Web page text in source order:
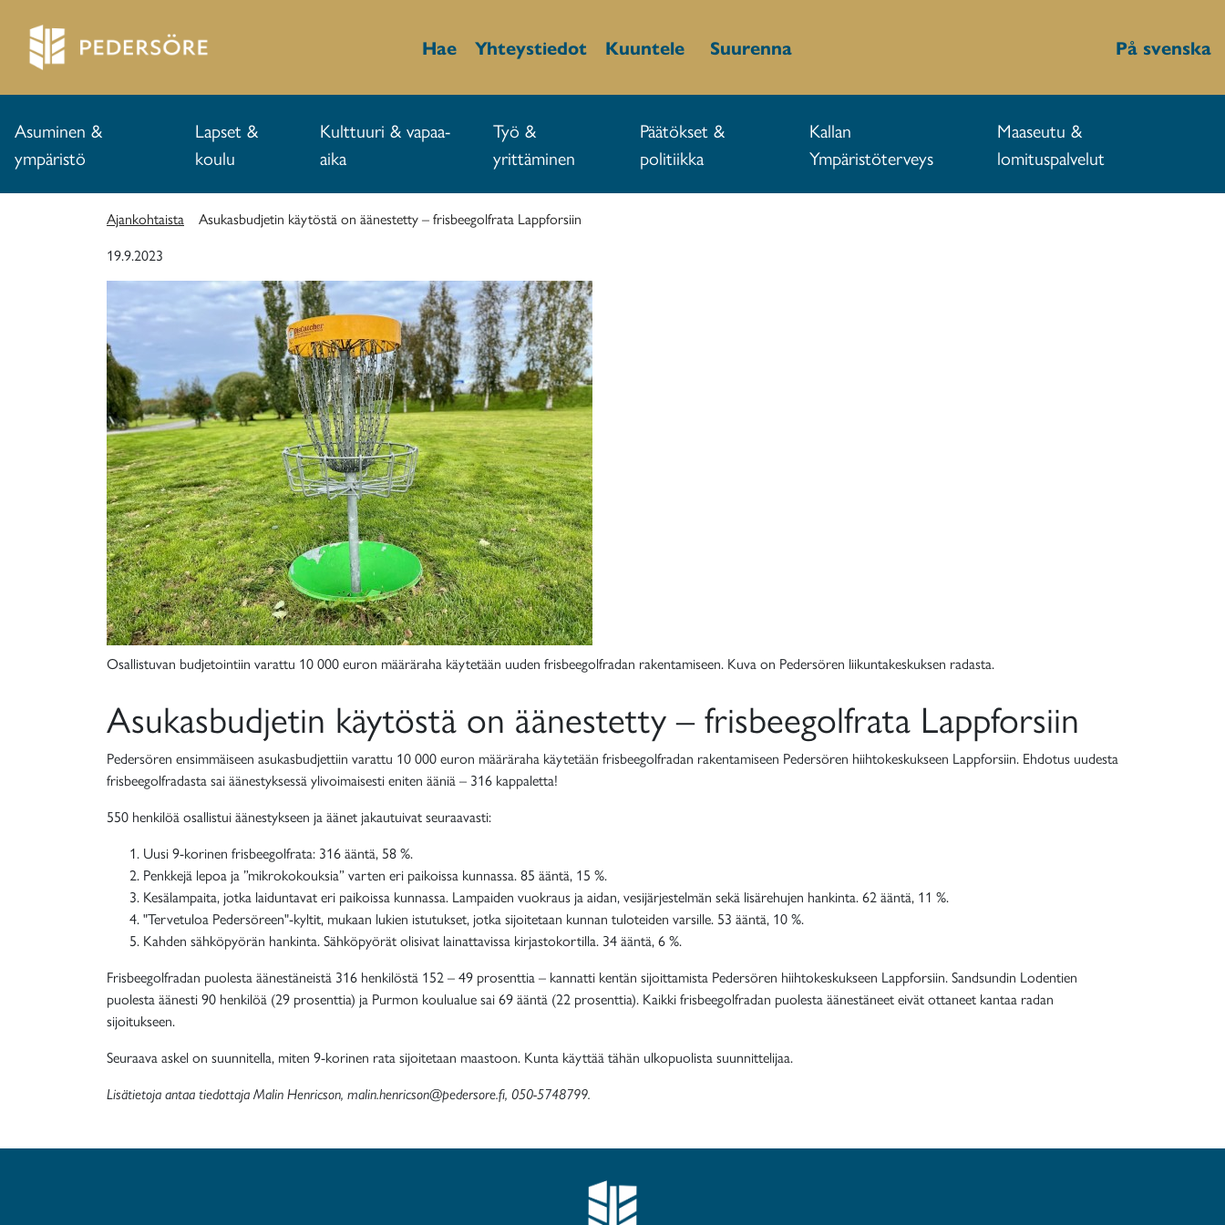
Hae Yhteystiedot Kuuntele Suurenna På svenska
Asuminen &
ympäristö
Lapset &
koulu
Kulttuuri & vapaa-
aika
Työ &
yrittäminen
Päätökset &
politiikka
Kallan
Ympäristöterveys
Maaseutu &
lomituspalvelut
Ajankohtaista
Asukasbudjetin käytöstä on äänestetty – frisbeegolfrata Lappforsiin
19.9.2023
Osallistuvan budjetointiin varattu 10 000 euron määräraha käytetään uuden frisbeegolfradan rakentamiseen. Kuva on Pedersören liikuntakeskuksen radasta.
Asukasbudjetin käytöstä on äänestetty – frisbeegolfrata Lappforsiin
Pedersören ensimmäiseen asukasbudjettiin varattu 10 000 euron määräraha käytetään frisbeegolfradan rakentamiseen Pedersören hiihtokeskukseen Lappforsiin. Ehdotus uudesta
frisbeegolfradasta sai äänestyksessä ylivoimaisesti eniten ääniä – 316 kappaletta!
550 henkilöä osallistui äänestykseen ja äänet jakautuivat seuraavasti:
Uusi 9-korinen frisbeegolfrata: 316 ääntä, 58 %.
Penkkejä lepoa ja ”mikrokokouksia” varten eri paikoissa kunnassa. 85 ääntä, 15 %.
Kesälampaita, jotka laiduntavat eri paikoissa kunnassa. Lampaiden vuokraus ja aidan, vesijärjestelmän sekä lisärehujen hankinta. 62 ääntä, 11 %.
"Tervetuloa Pedersöreen"-kyltit, mukaan lukien istutukset, jotka sijoitetaan kunnan tuloteiden varsille. 53 ääntä, 10 %.
Kahden sähköpyörän hankinta. Sähköpyörät olisivat lainattavissa kirjastokortilla. 34 ääntä, 6 %.
Frisbeegolfradan puolesta äänestäneistä 316 henkilöstä 152 – 49 prosenttia – kannatti kentän sijoittamista Pedersören hiihtokeskukseen Lappforsiin. Sandsundin Lodentien
puolesta äänesti 90 henkilöä (29 prosenttia) ja Purmon koulualue sai 69 ääntä (22 prosenttia). Kaikki frisbeegolfradan puolesta äänestäneet eivät ottaneet kantaa radan
sijoitukseen.
Seuraava askel on suunnitella, miten 9-korinen rata sijoitetaan maastoon. Kunta käyttää tähän ulkopuolista suunnittelijaa.
Lisätietoja antaa tiedottaja Malin Henricson, malin.henricson@pedersore.fi, 050-5748799.